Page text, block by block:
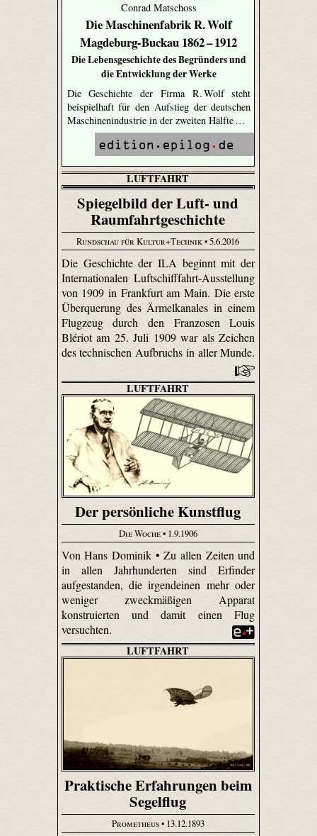
Conrad Matschoss
Die Maschinenfabrik R. Wolf
Magdeburg-Buckau 1862 – 1912
Die Lebensgeschichte des Begründers und
die Entwicklung der Werke
Die Geschichte der Firma R. Wolf steht
beispielhaft für den Aufstieg der deutschen
Maschinenindustrie in der zweiten Hälfte …
LUFTFAHRT
Spiegelbild der Luft- und
Raumfahrtgeschichte
Rundschau für Kultur+Technik• 5.6.2016
Die Geschichte der ILA beginnt mit der
Internationalen Luftschifffahrt-Ausstellung
von 1909 in Frankfurt am Main. Die erste
Überquerung des Ärmelkanales in einem
Flugzeug durch den Franzosen Louis
Blériot am 25. Juli 1909 war als Zeichen
des technischen Aufbruchs in aller Munde.
LUFTFAHRT
Der persönliche Kunstflug
Die Woche• 1.9.1906
Von Hans Dominik • Zu allen Zeiten und
in allen Jahrhunderten sind Erfinder
aufgestanden, die irgendeinen mehr oder
weniger zweckmäßigen Apparat
konstruierten und damit einen Flug
versuchten.
LUFTFAHRT
Praktische Erfahrungen beim
Segelflug
Prometheus• 13.12.1893